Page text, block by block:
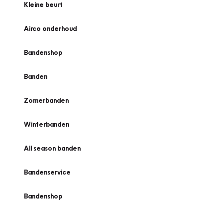
Kleine beurt
Airco onderhoud
Bandenshop
Banden
Zomerbanden
Winterbanden
All season banden
Bandenservice
Bandenshop